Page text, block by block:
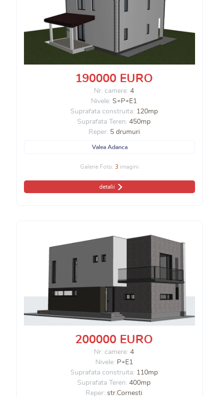
190000 EURO
Nr. camere: 4
Nivele: S+P+E1
Suprafata construita: 120mp
Suprafata Teren: 450mp
Reper: 5 drumuri
Valea Adanca
Galerie Foto: 3 imagini
detalii
200000 EURO
Nr. camere: 4
Nivele: P+E1
Suprafata construita: 110mp
Suprafata Teren: 400mp
Reper: str.Cornesti